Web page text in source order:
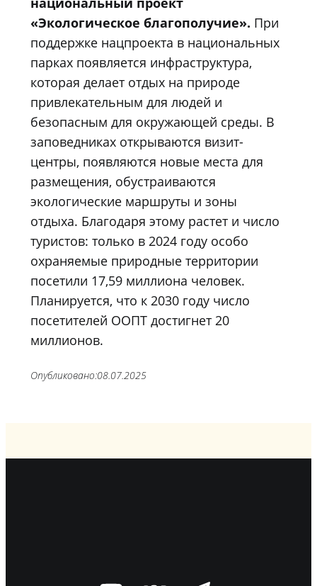
«Экологическое благополучие». При
поддержке нацпроекта в национальных
парках появляется инфраструктура,
которая делает отдых на природе
привлекательным для людей и
безопасным для окружающей среды. В
заповедниках открываются визит-
центры, появляются новые места для
размещения, обустраиваются
экологические маршруты и зоны
отдыха. Благодаря этому растет и число
туристов: только в 2024 году особо
охраняемые природные территории
посетили 17,59 миллиона человек.
Планируется, что к 2030 году число
посетителей ООПТ достигнет 20
миллионов.
Опубликовано:08.07.2025